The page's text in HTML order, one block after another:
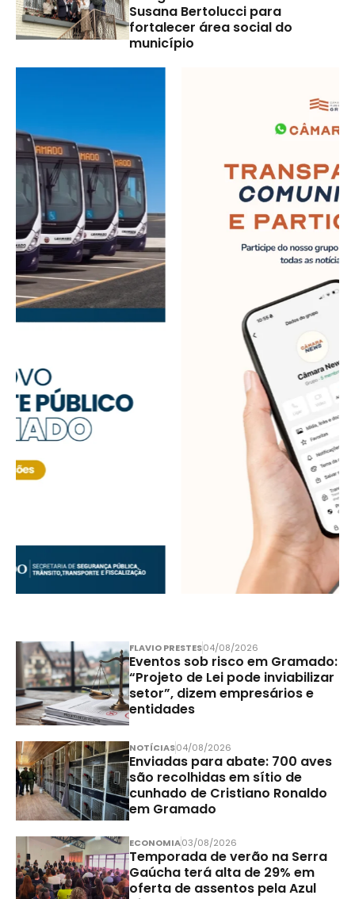
Susana Bertolucci para
fortalecer área social do
município
FLAVIO PRESTES04/08/2026
Eventos sob risco em Gramado:
“Projeto de Lei pode inviabilizar
setor”, dizem empresários e
entidades
NOTÍCIAS04/08/2026
Enviadas para abate: 700 aves
são recolhidas em sítio de
cunhado de Cristiano Ronaldo
em Gramado
ECONOMIA03/08/2026
Temporada de verão na Serra
Gaúcha terá alta de 29% em
oferta de assentos pela Azul